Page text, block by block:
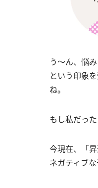
う〜ん、悩
という印象
ね。
もし私だっ
今現在、「
ネガティブ